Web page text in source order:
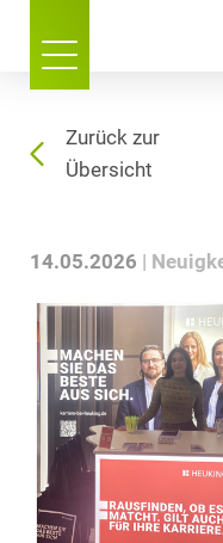
Zurück zur
Übersicht
14.05.2026